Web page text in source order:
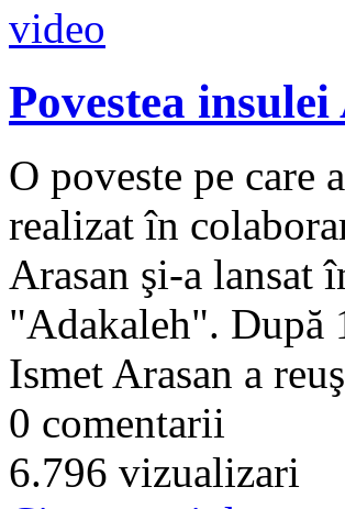
Povestea
O poveste pe
realizat în
Arasan şi-a lansat
"Adakaleh". După
Ismet Arasan a
0 comentarii
6.796 vizualizari